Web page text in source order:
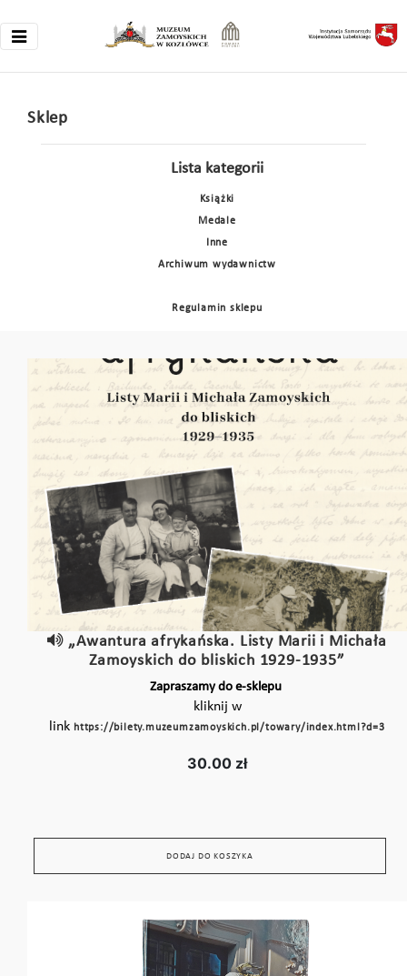
Sklep
Lista kategorii
Książki
Medale
Inne
Archiwum wydawnictw
Regulamin sklepu
„Awantura afrykańska. Listy Marii i Michała
Zamoyskich do bliskich 1929-1935”
Zapraszamy do e-sklepu
kliknij w
link https://bilety.muzeumzamoyskich.pl/towary/index.html?d=3
30.00 zł
DODAJ DO KOSZYKA